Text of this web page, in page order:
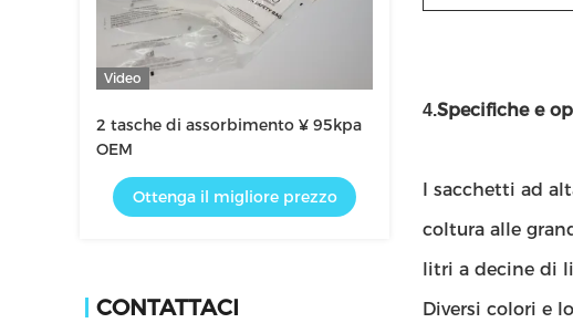
Video
2 tasche di assorbimento ¥ 95kpa
OEM
Ottenga il migliore prezzo
CONTATTACI
4.Specifiche e
I sacchetti ad
coltura alle
litri a decine di
Diversi colori e